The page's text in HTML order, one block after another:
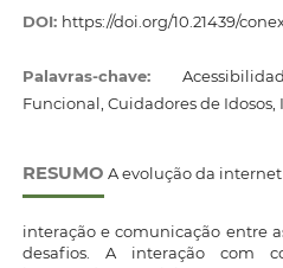
DOI: https://doi.org/10.21439/
Palavras-chave:
Funcional, Cuidadores de Idosos,
RESUMO A evolução da
interação e comunicação entre
desafios. A interação com